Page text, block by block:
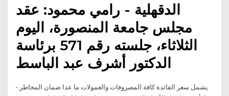
الدقهلية - رامي محمود: عقد
مجلس جامعة المنصورة، اليوم
الثلاثاء، جلسته رقم 571 برئاسة
الدكتور أشرف عبد الباسط
- يشمل سعر الفائدة كافة المصروفات والعمولات ما عدا ضمان المخاطر